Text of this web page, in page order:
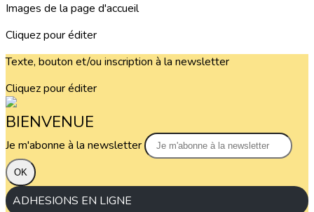
Images de la page d'accueil
Cliquez pour éditer
Texte, bouton et/ou inscription à la newsletter
Cliquez pour éditer
BIENVENUE
Je m'abonne à la newsletter
OK
ADHESIONS EN LIGNE